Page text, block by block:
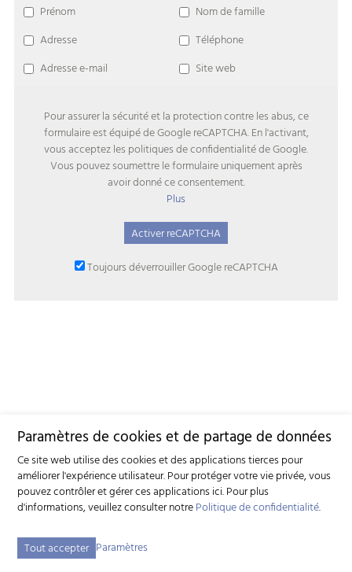
Prénom
Nom de famille
Adresse
Téléphone
Adresse e-mail
Site web
Pour assurer la sécurité et la protection contre les abus, ce
formulaire est équipé de Google reCAPTCHA. En l'activant,
vous acceptez les politiques de confidentialité de Google.
Vous pouvez soumettre le formulaire uniquement après
avoir donné ce consentement.
Plus
Activer reCAPTCHA
Toujours déverrouiller Google reCAPTCHA ‌
Paramètres de cookies et de partage de données
Ce site web utilise des cookies et des applications tierces pour
améliorer l'expérience utilisateur. Pour protéger votre vie privée, vous
pouvez contrôler et gérer ces applications ici.Pour plus
d'informations, veuillez consulter notrePolitique de confidentialité.
Tout accepter Paramètres